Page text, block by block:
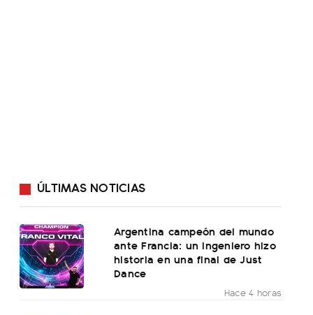
ÚLTIMAS NOTICIAS
Argentina campeón del mundo
ante Francia: un ingeniero hizo
historia en una final de Just
Dance
Hace 4 horas